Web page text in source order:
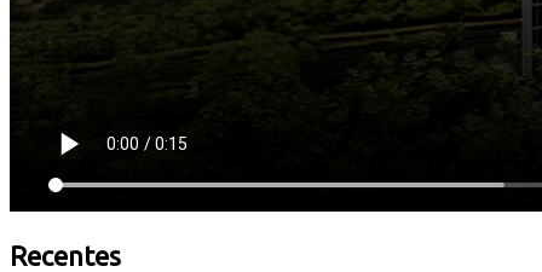
Recentes